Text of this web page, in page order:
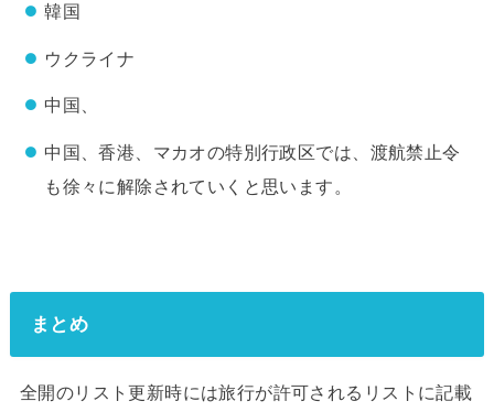
韓国
ウクライナ
中国、
中国、香港、マカオの特別行政区では、渡航禁止令
も徐々に解除されていくと思います。
まとめ
全開のリスト更新時には旅行が許可されるリストに記載